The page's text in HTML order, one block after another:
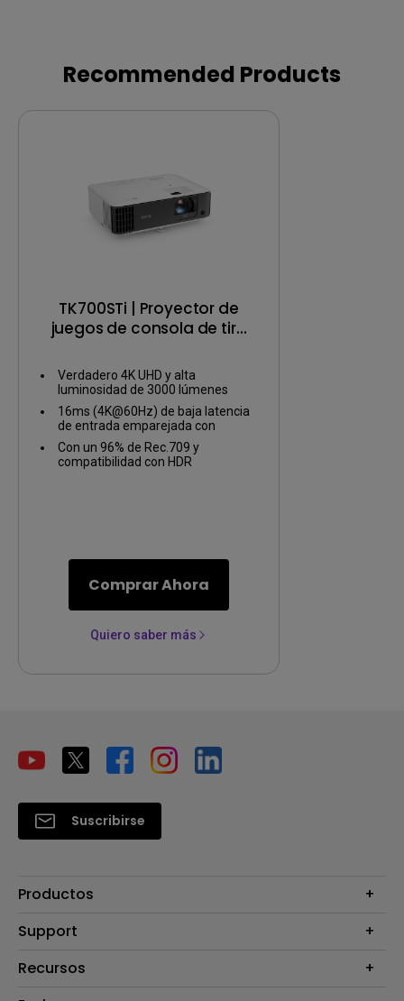
Recommended Products
TK700STi | Proyector de
juegos de consola de tiro
lúmenes
Verdadero 4K UHD y alta
luminosidad de 3000 lúmenes
16ms (4K@60Hz) de baja latencia
de entrada emparejada con
resolución 4K
Con un 96% de Rec.709 y
compatibilidad con HDR
Comprar Ahora
Quiero saber más
Suscribirse
Productos
Proyectores
Iluminación
Support
Contáctanos
Recursos